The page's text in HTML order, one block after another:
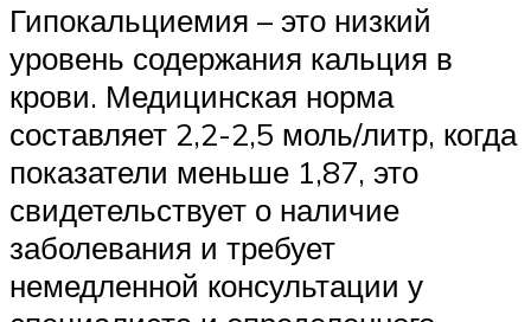
Гипокальциемия – это низкий
уровень содержания кальция в
крови. Медицинская норма
составляет 2,2-2,5 моль/литр, когда
показатели меньше 1,87, это
свидетельствует о наличие
заболевания и требует
немедленной консультации у